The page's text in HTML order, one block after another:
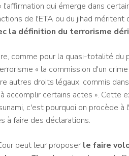
l'affirmation qui émerge dans
de l'ETA ou du jihad
la définition du terrorisme
comme pour la quasi-totalité
« la commission d'un
autres droits légaux, commis
accomplir certains actes ». Cette
c'est pourquoi on procède
à faire des déclarations.
peut leur proposer le faire